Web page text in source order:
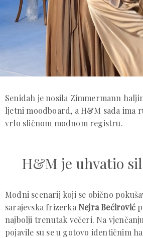
Senidah je nosila Zimmermann
ljetni moodboard, a H&M sada ima
vrlo sličnom modnom registru.
H&M je uhvatio
Modni scenarij koji se obično
sarajevska frizerka Nejra Bećirović
najbolji trenutak večeri. Na
pojavile su se u gotovo identičnim